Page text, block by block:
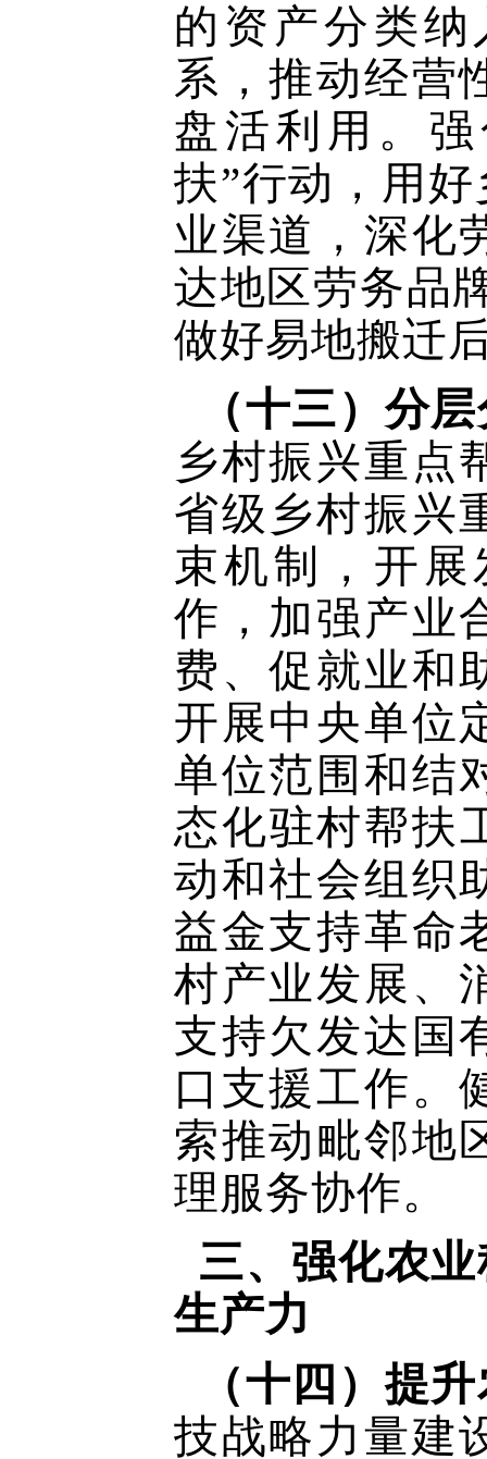
的资产分类
系，推动经营
盘活利用。
扶”行动，用
业渠道，深化
达地区劳务品
做好易地搬迁
（十三）分
乡村振兴重点
省级乡村振兴
束机制，开
作，加强产业
费、促就业和
开展中央单位
单位范围和结
态化驻村帮扶
动和社会组织
益金支持革命
村产业发展、
支持欠发达国
口支援工作。
索推动毗邻地
理服务协作。
三、强化农
生产力
（十四）提
技战略力量建